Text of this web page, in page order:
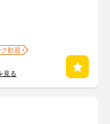
歓迎
見る